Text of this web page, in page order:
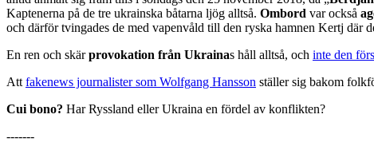
Kaptenerna på de tre ukrainska båtarna ljög alltså. Ombord var också
och därför tvingades de med vapenvåld till den ryska hamnen Kertj där
En ren och skärprovokation från Ukrainas håll alltså, och inte den
Att fakenews journalister som Wolfgang Hansson ställer sig bakom
Cui bono? Har Ryssland eller Ukraina en fördel av konflikten?
-------